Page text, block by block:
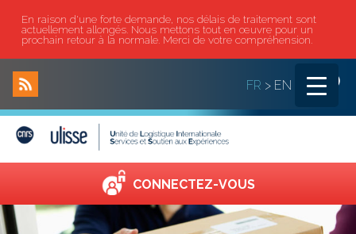
En raison d'une forte demande, nos délais de traitement sont
actuellement allongés. Nous mettons tout en œuvre pour un
prochain retour à la normale. Merci de votre compréhension.
|
FR > EN
CONNECTEZ-VOUS